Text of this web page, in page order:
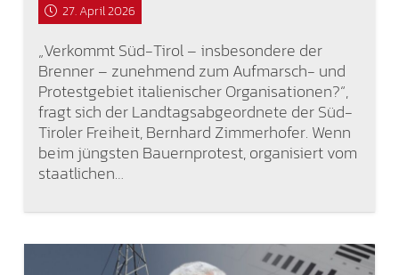
27. April 2026
„Verkommt Süd-Tirol – insbesondere der
Brenner – zunehmend zum Aufmarsch- und
Protestgebiet italienischer Organisationen?“,
fragt sich der Landtagsabgeordnete der Süd-
Tiroler Freiheit, Bernhard Zimmerhofer. Wenn
beim jüngsten Bauernprotest, organisiert vom
staatlichen…